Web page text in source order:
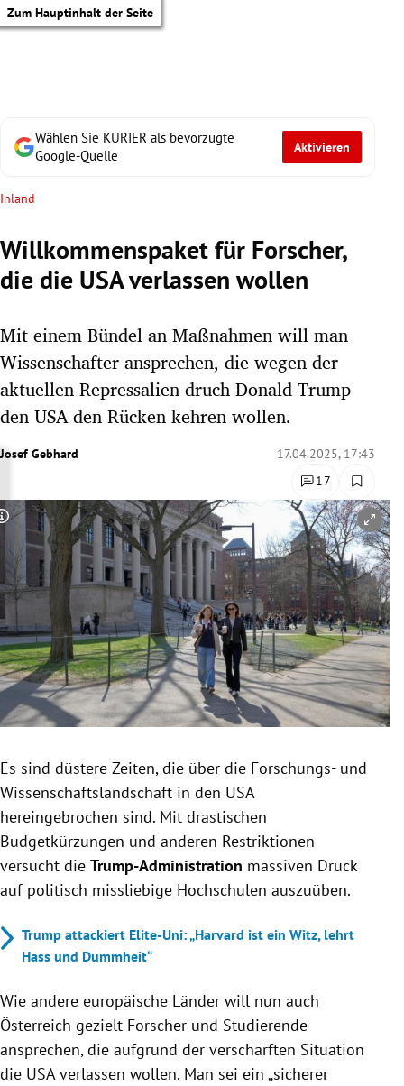
Zum Hauptinhalt der Seite
Untermenü
Untermenü
Untermenü
Untermenü
Untermenü
Untermenü
Untermenü
Untermenü
Untermenü
Wählen Sie KURIER als bevorzugte
Google-Quelle
Aktivieren
Inland
Willkommenspaket für Forscher,
die die USA verlassen wollen
Mit einem Bündel an Maßnahmen will man
Wissenschafter ansprechen, die wegen der
aktuellen Repressalien druch Donald Trump
den USA den Rücken kehren wollen.
Josef Gebhard
17.04.2025, 17:43
17
Copyright-Hinweis öffnen/schließen
Es sind düstere Zeiten, die über die Forschungs- und
Wissenschaftslandschaft in den USA
hereingebrochen sind. Mit drastischen
Budgetkürzungen und anderen Restriktionen
versucht die Trump-Administration massiven Druck
auf politisch missliebige Hochschulen auszuüben.
Trump attackiert Elite-Uni: „Harvard ist ein Witz, lehrt
Hass und Dummheit“
Wie andere europäische Länder will nun auch
Österreich gezielt Forscher und Studierende
ansprechen, die aufgrund der verschärften Situation
die USA verlassen wollen. Man sei ein „sicherer